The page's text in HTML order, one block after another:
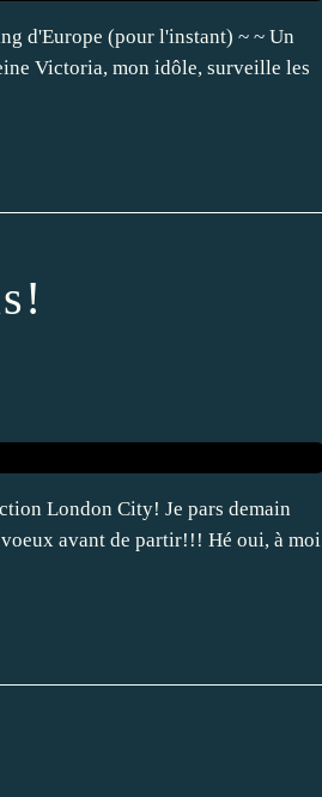
d'Europe (pour l'instant) ~ ~ Un
Victoria, mon idôle, surveille les
London City! Je pars demain
avant de partir!!! Hé oui, à moi